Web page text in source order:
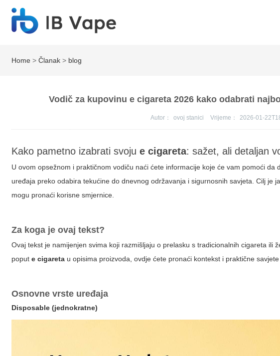
Home >Članak > blog
Vodič za kupovinu e cigareta 2026 kako odabrati
Autor： ovoj stanici Vrijeme： 2026-01-
Kako pametno izabrati svojue cigareta: sažet, ali detaljan
U ovom opsežnom i praktičnom vodiču naći ćete informacije koje će vam pomoći
uređaja preko odabira tekućine do dnevnog održavanja i sigurnosnih savjeta. Cilj je
mogu pronaći korisne smjernice.
Za koga je ovaj tekst?
Ovaj tekst je namijenjen svima koji razmišljaju o prelasku s tradicionalnih cigareta ili
popute cigareta u opisima proizvoda, ovdje ćete pronaći kontekst i praktične
Osnovne vrste uređaja
Disposable (jednokratne)